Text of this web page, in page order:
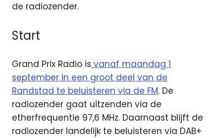
de radiozender.
Start
Grand Prix Radio is vanaf maandag 1
september in een groot deel van de
Randstad te beluisteren via de FM. De
radiozender gaat uitzenden via de
etherfrequentie 97,6 MHz. Daarnaast blijft de
radiozender landelijk te beluisteren via DAB+